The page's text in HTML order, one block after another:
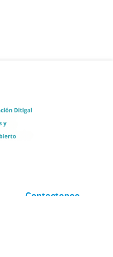
Contactanos